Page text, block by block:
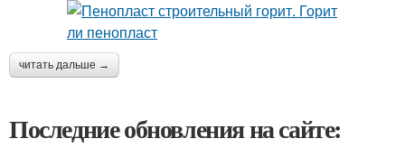
читать дальше →
Последние обновления на сайте: